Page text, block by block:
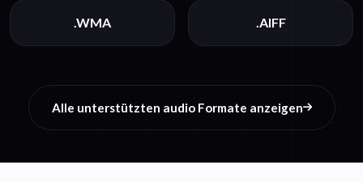
.WMA .AIFF
Alle unterstützten audio Formate anzeigen